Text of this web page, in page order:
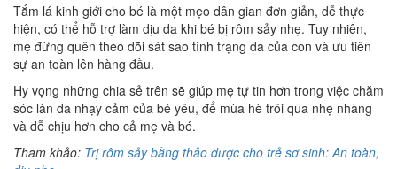
Tắm lá kinh giới cho bé là một mẹo dân gian đơn giản, dễ thực
hiện, có thể hỗ trợ làm dịu da khi bé bị rôm sảy nhẹ. Tuy nhiên,
mẹ đừng quên theo dõi sát sao tình trạng da của con và ưu tiên
sự an toàn lên hàng đầu.
Hy vọng những chia sẻ trên sẽ giúp mẹ tự tin hơn trong việc chăm
sóc làn da nhạy cảm của bé yêu, để mùa hè trôi qua nhẹ nhàng
và dễ chịu hơn cho cả mẹ và bé.
Tham khảo: Trị rôm sảy bằng thảo dược cho trẻ sơ sinh: An toàn,